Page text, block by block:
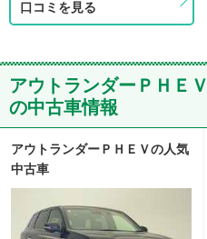
口コミを見る
アウトランダーＰＨＥ
の中古車情報
アウトランダーＰＨＥＶの人気
中古車